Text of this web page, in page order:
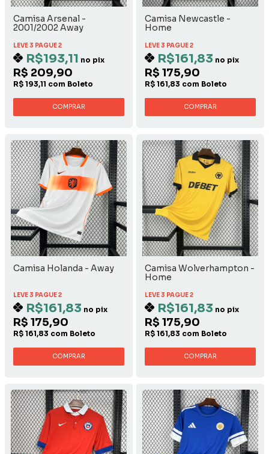
Camisa Arsenal -
2001/2002 Away
LEVE 3 PAGUE 2
R$193,11 no pix
R$ 209,90
R$ 193,11 com Boleto
COMPRAR
Camisa Newcastle -
Home
LEVE 3 PAGUE 2
R$161,83 no pix
R$ 175,90
R$ 161,83 com Boleto
COMPRAR
Camisa Holanda - Away
LEVE 3 PAGUE 2
R$161,83 no pix
R$ 175,90
R$ 161,83 com Boleto
COMPRAR
Camisa Wolverhampton -
Home
LEVE 3 PAGUE 2
R$161,83 no pix
R$ 175,90
R$ 161,83 com Boleto
COMPRAR